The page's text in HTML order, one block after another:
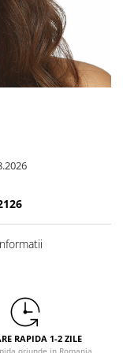
RAPIDA 1-2 ZILE
oriunde in Romania.